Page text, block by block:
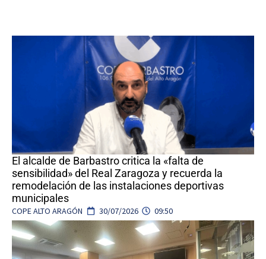
El alcalde de Barbastro critica la «falta de
sensibilidad» del Real Zaragoza y recuerda la
remodelación de las instalaciones deportivas
municipales
COPE ALTO ARAGÓN 30/07/2026 09:50